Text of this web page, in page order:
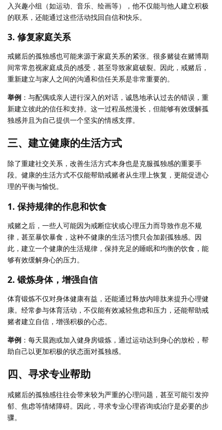
入兴趣小组（如运动、音乐、绘画等），他不仅能与他人建立积极
的联系，还能通过这些活动找回自信和快乐。
3. 修复家庭关系
戒赌后的孤独感也可能来源于家庭关系的紧张。很多赌徒在赌博期
间常常忽视家庭成员的感受，甚至导致家庭破裂。因此，戒赌后，
重新建立与家人之间的沟通和信任关系是非常重要的。
举例 ：与配偶或亲人进行深入的对话，诚恳地承认过去的错误，重
新建立彼此的信任和支持。这一过程虽然漫长，但能够有效缓解孤
独感并且为自己提供一个坚实的情感支撑。
三、建立健康的生活方式
除了重建社交关系，改善生活方式本身也是克服孤独感的重要手
段。健康的生活方式不仅能帮助戒赌者从生理上恢复，更能促进心
理的平衡与愉悦。
1. 保持规律的作息和饮食
戒赌之后，一些人可能因为戒断症状或心理压力而导致作息不规
律，甚至暴饮暴食，这种不健康的生活习惯只会加剧孤独感。因
此，建立一个健康的生活规律，保持充足的睡眠和均衡的饮食，能
够有效缓解身心的压力。
2.锻炼身体，增强自信
体育锻炼不仅对身体健康有益，还能通过释放内啡肽来提升心理健
康。经常参与体育活动，不仅能有效减轻焦虑和压力，还能帮助戒
赌者建立自信，增强积极的心态。
举例 ：每天晨跑或加入健身房锻炼，通过运动达到身心的放松，帮
助自己以更加积极的状态面对孤独感。
四、寻求专业帮助
戒赌后的孤独感往往会带来较为严重的心理问题，甚至可能引发抑
郁、焦虑等情绪障碍。因此，寻求专业心理咨询或治疗是必要的步
骤。